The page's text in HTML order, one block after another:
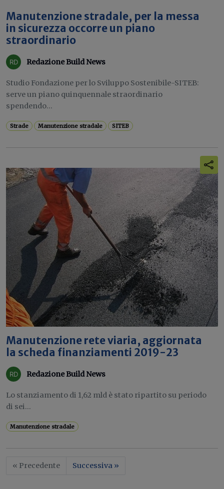
Manutenzione stradale, per la messa
in sicurezza occorre un piano
straordinario
Redazione Build News
Studio Fondazione per lo Sviluppo Sostenibile-SITEB:
serve un piano quinquennale straordinario
spendendo...
Strade Manutenzione stradale SITEB
Manutenzione rete viaria, aggiornata
la scheda finanziamenti 2019-23
Redazione Build News
Lo stanziamento di 1,62 mld è stato ripartito su periodo
di sei...
Manutenzione stradale
« Precedente Successiva »